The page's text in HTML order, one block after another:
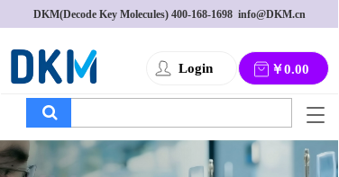
DKM(Decode Key Molecules) 400-168-1698
  info@DKM.cn
Login ￥0.00
T
g